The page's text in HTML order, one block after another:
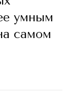
умным
самом